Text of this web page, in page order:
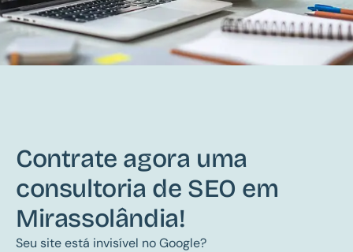
Contrate agora uma
consultoria de SEO em
Mirassolândia!
Seu site está invisível no Google?